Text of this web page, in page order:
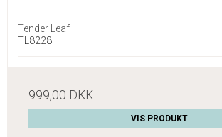
Tender Leaf
TL8228
999,00 DKK
VIS PRODUKT